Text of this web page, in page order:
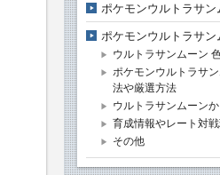
ポケモンウルトラサ
ポケモンウルトラサ
ウルトラサンムーン
ポケモンウルトラサ
法や厳選方法
ウルトラサンムーン
育成情報やレート対
その他